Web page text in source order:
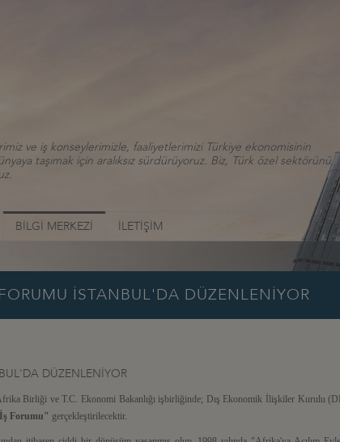
ve iş konseylerimizle, faaliyetlerimizi Türkiye ekonomisinin
taşımak için aralıksız sürdürüyoruz. Biz, Türk özel sektörünü
BİLGİ MERKEZİ İLETİŞİM
İSTANBUL'DA DÜZENLENİYOR
DÜZENLENİYOR
Afrika Birliği ve T.C. Ekonomi Bakanlığı işbirliğinde; Dış Ekonomik İlişkiler Kurulu
Forumu" gerçekleştirilecektir.